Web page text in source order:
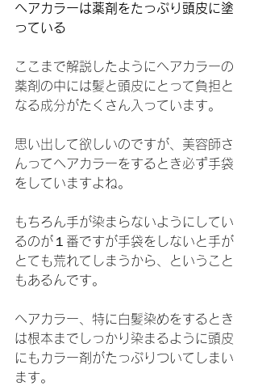
ヘアカラーは薬剤をたっぷり頭皮に塗
っている
ここまで解説したようにヘアカラーの
薬剤の中には髪と頭皮にとって負担と
なる成分がたくさん入っています。
思い出して欲しいのですが、美容師さ
んってヘアカラーをするとき必ず手袋
をしていますよね。
もちろん手が染まらないようにしてい
るのが１番ですが手袋をしないと手が
とても荒れてしまうから、ということ
もあるんです。
ヘアカラー、特に白髪染めをするとき
は根本までしっかり染まるように頭皮
にもカラー剤がたっぷりついてしまい
ます。